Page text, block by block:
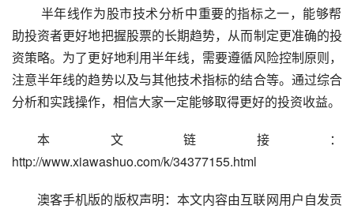
助投资者更好地把握股票的长期趋势，从而制定更准确的投
资策略。为了更好地利用半年线，需要遵循风险控制原则，
注意半年线的趋势以及与其他技术指标的结合等。通过综合
分析和实践操作，相信大家一定能够取得更好的投资收益。
本文链接：
http://www.xiawashuo.com/k/34377155.html
澳客手机版的版权声明：本文内容由互联网用户自发贡